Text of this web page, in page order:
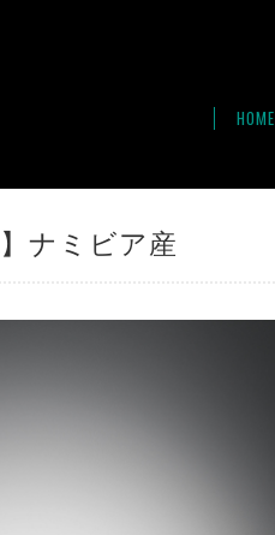
HOME
ナミビア産